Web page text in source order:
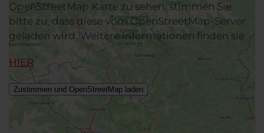
OpenStreetMap Karte zu sehen, stimmen Sie
bitte zu, dass diese vom OpenStreetMap-Server
geladen wird. Weitere Informationen finden sie
HIER